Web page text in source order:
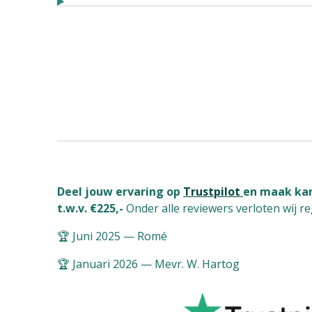
Deel jouw ervaring op Trustpilot en maak
t.w.v. €225,- Onder alle reviewers verloten wij
🏆 Juni 2025 — Romé
🏆 Januari 2026 — Mevr. W. Hartog